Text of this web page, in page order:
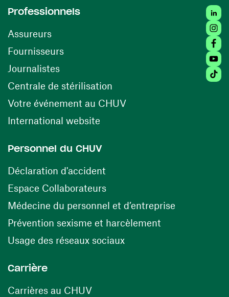
Professionnels
Assureurs
Fournisseurs(ouvre une nouvelle fenêtre)
Journalistes
Centrale de stérilisation (ouvre une nouvelle
Votre événement au CHUV(ouvre une nouvelle
International website
Personnel du CHUV
Déclaration d'accident
Espace Collaborateurs(ouvre une nouvelle fenêtre)
Médecine du personnel et d’entreprise
Prévention sexisme et harcèlement
Usage des réseaux sociaux(ouvre une nouvelle
Carrière
Carrières au CHUV(ouvre une nouvelle fenêtre)